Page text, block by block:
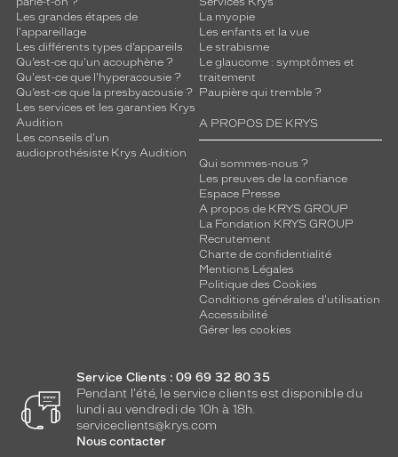
Les grandes étapes de
l'appareillage
Les différents types d’appareils
Qu’est-ce qu'un acouphène ?
Qu'est-ce que l'hyperacousie ?
Qu’est-ce que la presbyacousie ?
Les services et les garanties Krys
Audition
Les conseils d'un
audioprothésiste Krys Audition
La myopie
Les enfants et la vue
Le strabisme
Le glaucome : symptômes et
traitement
Paupière qui tremble ?
A PROPOS DE KRYS
Qui sommes-nous ?
Les preuves de la confiance
Espace Presse
A propos de KRYS GROUP
La Fondation KRYS GROUP
Recrutement
Charte de confidentialité
Mentions Légales
Politique des Cookies
Conditions générales d'utilisation
Accessibilité
Gérer les cookies
Service Clients : 09 69 32 80 35
Pendant l'été, le service clients est disponible du
lundi au vendredi de 10h à 18h.
serviceclients@krys.com
Nous contacter